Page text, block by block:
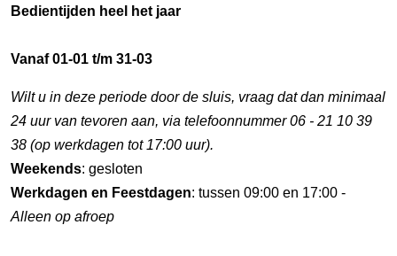
Bedientijden heel het jaar
Vanaf 01-01 t/m 31-03
Wilt u in deze periode door de sluis, vraag dat dan minimaal
24 uur van tevoren aan, via telefoonnummer 06 - 21 10 39
38 (op werkdagen tot 17:00 uur).
Weekends: gesloten
Werkdagen en Feestdagen: tussen 09:00 en 17:00 -
Alleen op afroep